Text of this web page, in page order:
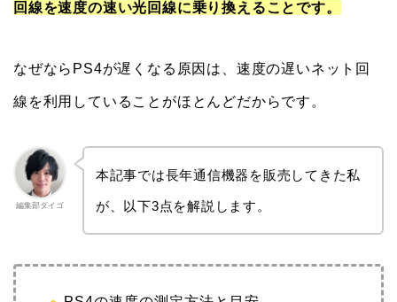
回線を速度の速い光回線に乗り換えることです。
なぜならPS4が遅くなる原因は、速度の遅いネット回
線を利用していることがほとんどだからです。
編集部ダイゴ
本記事では長年通信機器を販売してきた私
が、以下3点を解説します。